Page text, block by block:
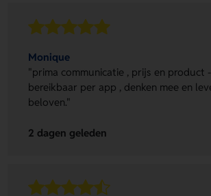
Monique
"prima communicatie , prijs en product
bereikbaar per app , denken mee en
beloven."
2 dagen geleden